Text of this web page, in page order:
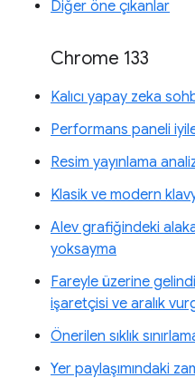
Diğer öne çıkanlar
Chrome 133
Kalıcı yapay zeka
Performans paneli
Resim yayınlama
Klasik ve modern
Alev grafiğindeki
yoksayma
Fareyle üzerine
işaretçisi ve aralık
Önerilen sıklık
Yer paylaşımındaki